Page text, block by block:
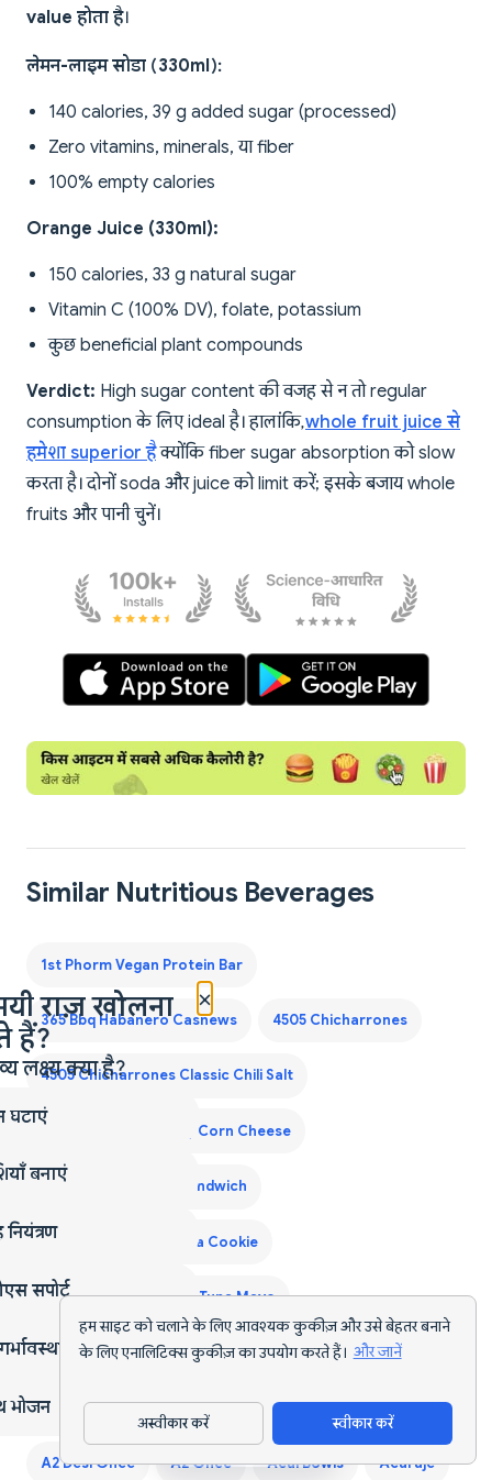
हम साइट को चलाने के लिए आवश्यक कुकीज़ और उसे बेहतर बनाने
के लिए एनालिटिक्स कुकीज़ का उपयोग करते हैं। और जानें
अस्वीकार करें स्वीकार करें
value होता है।
लेमन-लाइम सोडा (330ml):
140 calories, 39 g added sugar (processed)
Zero vitamins, minerals, या fiber
100% empty calories
Orange Juice (330ml):
150 calories, 33 g natural sugar
Vitamin C (100% DV), folate, potassium
कुछ beneficial plant compounds
Verdict: High sugar content की वजह से न तो regular
consumption के लिए ideal है। हालांकि,whole fruit juice से
हमेशा superior हैक्योंकि fiber sugar absorption को slow
करता है। दोनों soda और juice को limit करें; इसके बजाय whole
fruits और पानी चुनें।
Similar Nutritious Beverages
1st Phorm Vegan Protein Bar
365 Bbq Habanero Cashews 4505 Chicharrones
4505 Chicharrones Classic Chili Salt
7 Eleven Japan Crispy Corn Cheese
7 Eleven Japan Egg Sandwich
7 Eleven Japan Matcha Cookie
7 Eleven Japan Onigiri Tuna Mayo
7 Eleven Japan Tamago Sando
7 Eleven Laredo Walking Taco
A2 Desi Ghee A2 Ghee Acai Bowls Acaraje
ऐप डाउनलोड करें
×
राज़ खोलना
हैं?
लक्ष्य क्या है?
घटाएं
बनाएं
सपोर्ट
भोजन